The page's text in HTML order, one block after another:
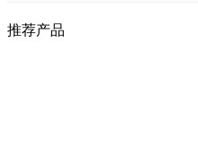
推荐产品